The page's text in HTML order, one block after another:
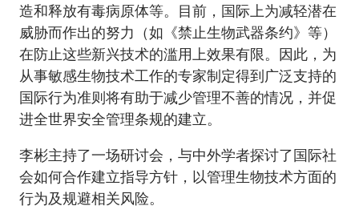
造和释放有毒病原体等。目前，国际上为减轻潜在
威胁而作出的努力（如《禁止生物武器条约》等）
在防止这些新兴技术的滥用上效果有限。因此，为
从事敏感生物技术工作的专家制定得到广泛支持的
国际行为准则将有助于减少管理不善的情况，并促
进全世界安全管理条规的建立。
李彬主持了一场研讨会，与中外学者探讨了国际社
会如何合作建立指导方针，以管理生物技术方面的
行为及规避相关风险。